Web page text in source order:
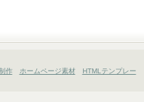
作 ホームページ素材
HTMLテンプレー